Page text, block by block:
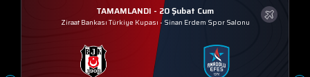
TAMAMLANDI - 20 Şubat Cum
Ziraat Bankası Türkiye Kupası - Sinan Erdem Spor Salonu